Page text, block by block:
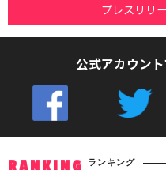
プレスリリ
公式アカウン
ランキング